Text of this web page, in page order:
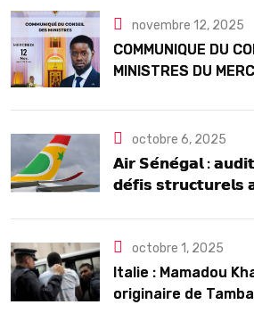
novembre 12, 2025
COMMUNIQUE DU
MINISTRES DU
octobre 6, 2025
𝗔𝗶𝗿 𝗦𝗲́𝗻𝗲́𝗴𝗮𝗹 :
𝗱𝗲́𝗳𝗶𝘀
octobre 1, 2025
Italie : Mamadou
originaire de